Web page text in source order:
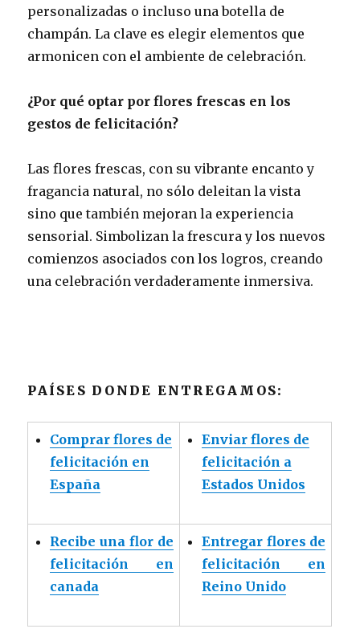
personalizadas o incluso una botella de
champán. La clave es elegir elementos que
armonicen con el ambiente de celebración.
¿Por qué optar por flores frescas en los
gestos de felicitación?
Las flores frescas, con su vibrante encanto y
fragancia natural, no sólo deleitan la vista
sino que también mejoran la experiencia
sensorial. Simbolizan la frescura y los nuevos
comienzos asociados con los logros, creando
una celebración verdaderamente inmersiva.
PAÍSES DONDE ENTREGAMOS:
Comprar flores de
felicitación en
España
Enviar flores de
felicitación a
Estados Unidos
Recibe una flor de
felicitación en
canada
Entregar flores de
felicitación en
Reino Unido